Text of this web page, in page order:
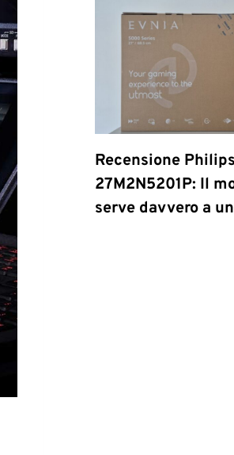
Recensione
27M2N5201P: Il
serve davvero a